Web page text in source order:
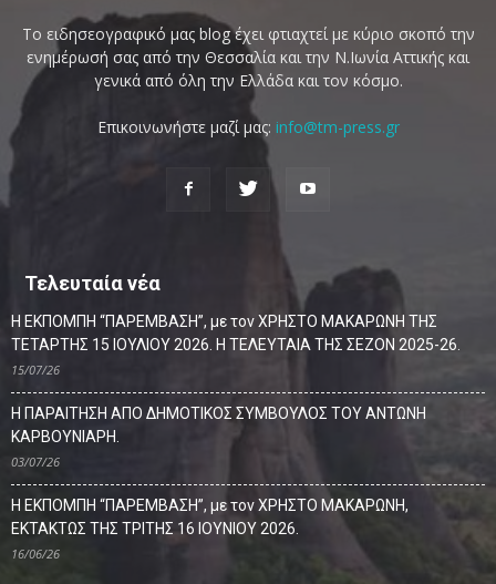
Το ειδησεογραφικό μας blog έχει φτιαχτεί με κύριο σκοπό την
ενημέρωσή σας από την Θεσσαλία και την Ν.Ιωνία Αττικής και
γενικά από όλη την Ελλάδα και τον κόσμο.
Επικοινωνήστε μαζί μας: info@tm-press.gr
Τελευταία νέα
Η ΕΚΠΟΜΠΗ “ΠΑΡΕΜΒΑΣΗ”, με τον ΧΡΗΣΤΟ ΜΑΚΑΡΩΝΗ ΤΗΣ
ΤΕΤΑΡΤΗΣ 15 ΙΟΥΛΙΟΥ 2026. Η ΤΕΛΕΥΤΑΙΑ ΤΗΣ ΣΕΖΟΝ 2025-26.
15/07/26
Η ΠΑΡΑΙΤΗΣΗ ΑΠΟ ΔΗΜΟΤΙΚΟΣ ΣΥΜΒΟΥΛΟΣ ΤΟΥ ΑΝΤΩΝΗ
ΚΑΡΒΟΥΝΙΑΡΗ.
03/07/26
Η ΕΚΠΟΜΠΗ “ΠΑΡΕΜΒΑΣΗ”, με τον ΧΡΗΣΤΟ ΜΑΚΑΡΩΝΗ,
ΕΚΤΑΚΤΩΣ ΤΗΣ ΤΡΙΤΗΣ 16 ΙΟΥΝΙΟΥ 2026.
16/06/26